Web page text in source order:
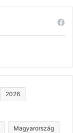
2026
Magyarország